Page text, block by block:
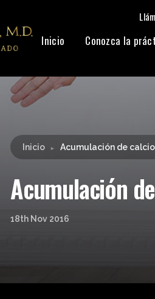
Inicio Conozca la
Inicio ► Acumulación de
Acumulación
18th Nov 2016